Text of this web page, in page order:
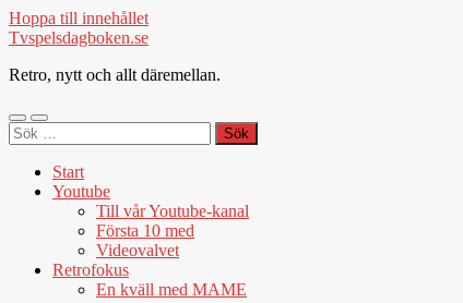
Hoppa till innehållet
Tvspelsdagboken.se
Retro, nytt och allt däremellan.
Slå
på/av
Slå
på/av
Sök
efter:
Start
Youtube
Till vår Youtube-kanal
Första 10 med
Videovalvet
Retrofokus
En kväll med MAME